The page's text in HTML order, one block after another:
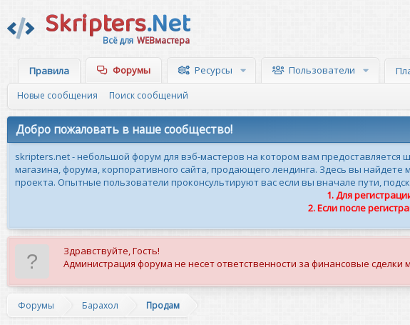
Skripters.Net
Всё для WEBмастера
Правила Форумы Ресурсы Пользователи
Новые сообщения Поиск сообщений
Добро пожаловать в наше сообщество!
skripters.net - небольшой форум для вэб-мастеров на котором вам предоставляется
магазина, форума, корпоративного сайта, продающего лендинга. Здесь вы
проекта. Опытные пользователи проконсультируют вас если вы вначале пути,
1. Для
2. Если после
Здравствуйте, Гость!
Администрация форума не несет ответственности за финансовые
Форумы Барахол Продам